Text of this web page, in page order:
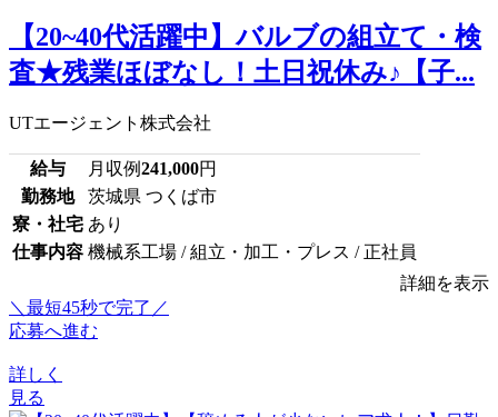
【20~40代活躍中】バルブの組立て・検
査★残業ほぼなし！土日祝休み♪【子...
UTエージェント株式会社
給与 月収例241,000円
勤務地
茨城県 つくば市
寮・社宅 あり
仕事内容 機械系工場 / 組立・加工・プレス / 正社員
詳細を表示
＼最短45秒で完了／
応募へ進む
詳しく
見る